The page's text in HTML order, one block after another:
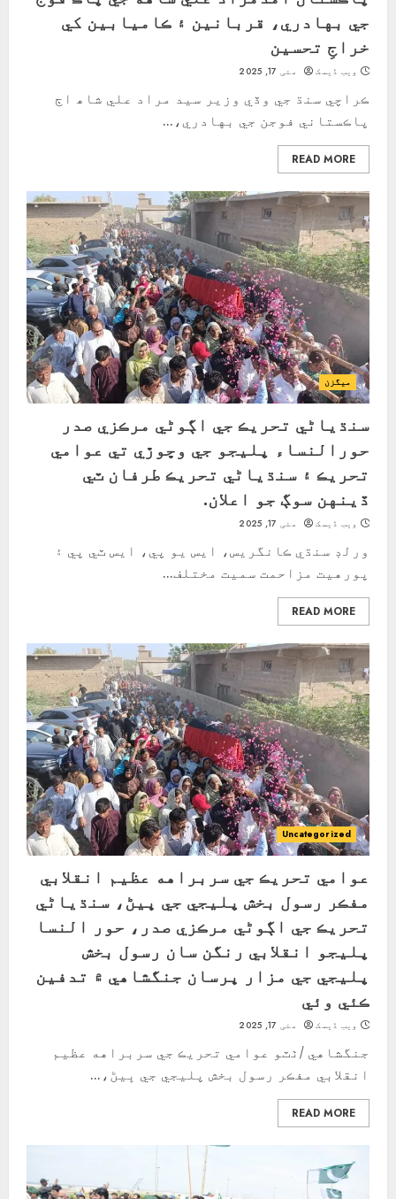
جي بهادري، قربانين ۽ ڪاميابين کي
خراجِ تحسین
ویب ڈیسک مئی 17, 2025
ڪراچي سنڌ جي وڏي وزير سيد مراد علي شاھ اڄ
پاڪستاني فوجن جي بهادري،...
READ MORE
ميگزن
سنڌياڻي تحريڪ جي اڳوڻي مرڪزي صدر
حورالنساء پليجو جي وڇوڙي تي عوامي
تحريڪ ۽ سنڌياڻي تحريڪ طرفان ٽي
ڏينهن سوڳ جو اعلان.
ویب ڈیسک مئی 17, 2025
ورلڊ سنڌي ڪانگريس، ايس يو پي، ايس ٽي پي ۽
پورهيت مزاحمت سميت مختلف...
READ MORE
Uncategorized
عوامي تحريڪ جي سربراهه عظيم انقلابي
مفڪر رسول بخش پليجي جي ڀيڻ، سنڌياڻي
تحريڪ جي اڳوڻي مرڪزي صدر، حور النسا
پليجو انقلابي رنگن سان رسول بخش
پليجي جي مزار ڀرسان جنگشاھي ۾ تدفين
ڪئي وئي
ویب ڈیسک مئی 17, 2025
جنگشاهي /ٺٽو عوامي تحريڪ جي سربراهه عظيم
انقلابي مفڪر رسول بخش پليجي جي ڀيڻ،...
READ MORE